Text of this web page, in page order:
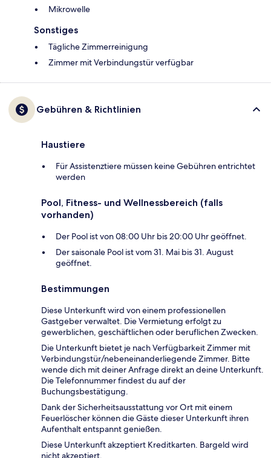
Mikrowelle
Sonstiges
Tägliche Zimmerreinigung
Zimmer mit Verbindungstür verfügbar
Gebühren & Richtlinien
Haustiere
Für Assistenztiere müssen keine Gebühren entrichtet
werden
Pool, Fitness- und Wellnessbereich (falls
vorhanden)
Der Pool ist von 08:00 Uhr bis 20:00 Uhr geöffnet.
Der saisonale Pool ist vom 31. Mai bis 31. August
geöffnet.
Bestimmungen
Diese Unterkunft wird von einem professionellen
Gastgeber verwaltet. Die Vermietung erfolgt zu
gewerblichen, geschäftlichen oder beruflichen Zwecken.
Die Unterkunft bietet je nach Verfügbarkeit Zimmer mit
Verbindungstür/nebeneinanderliegende Zimmer. Bitte
wende dich mit deiner Anfrage direkt an deine Unterkunft.
Die Telefonnummer findest du auf der
Buchungsbestätigung.
Dank der Sicherheitsausstattung vor Ort mit einem
Feuerlöscher können die Gäste dieser Unterkunft ihren
Aufenthalt entspannt genießen.
Diese Unterkunft akzeptiert Kreditkarten. Bargeld wird
nicht akzeptiert.